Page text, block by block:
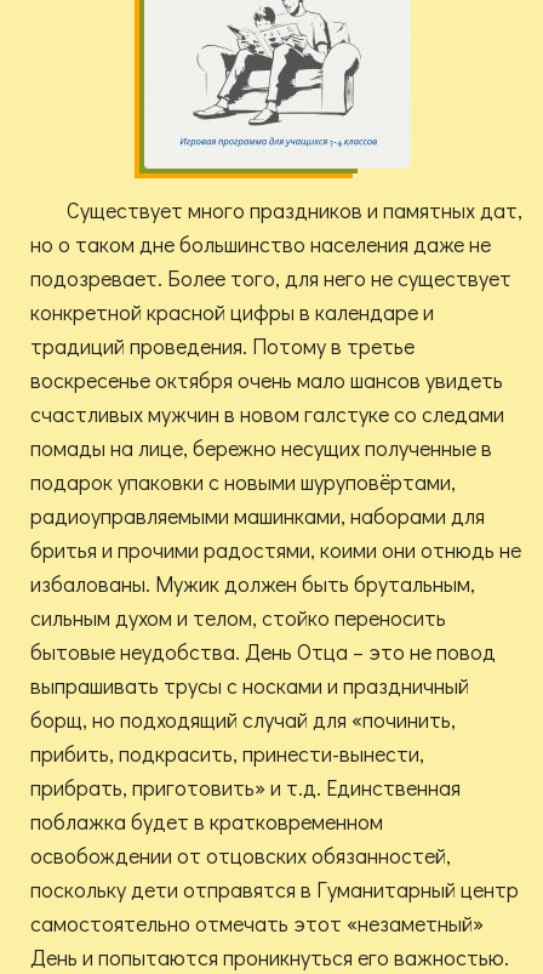
Существует много праздников и памятных дат,
но о таком дне большинство населения даже не
подозревает. Более того, для него не существует
конкретной красной цифры в календаре и
традиций проведения. Потому в третье
воскресенье октября очень мало шансов увидеть
счастливых мужчин в новом галстуке со следами
помады на лице, бережно несущих полученные в
подарок упаковки с новыми шуруповёртами,
радиоуправляемыми машинками, наборами для
бритья и прочими радостями, коими они отнюдь не
избалованы. Мужик должен быть брутальным,
сильным духом и телом, стойко переносить
бытовые неудобства. День Отца – это не повод
выпрашивать трусы с носками и праздничный
борщ, но подходящий случай для «починить,
прибить, подкрасить, принести-вынести,
прибрать, приготовить» и т.д. Единственная
поблажка будет в кратковременном
освобождении от отцовских обязанностей,
поскольку дети отправятся в Гуманитарный центр
самостоятельно отмечать этот «незаметный»
День и попытаются проникнуться его важностью.